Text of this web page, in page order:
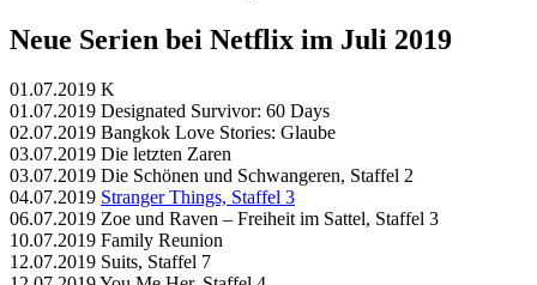
Neue Serien bei Netflix im Juli 2019
01.07.2019 K
01.07.2019 Designated Survivor: 60 Days
02.07.2019 Bangkok Love Stories: Glaube
03.07.2019 Die letzten Zaren
03.07.2019 Die Schönen und Schwangeren, Staffel 2
04.07.2019 Stranger Things, Staffel 3
06.07.2019 Zoe und Raven – Freiheit im Sattel, Staffel 3
10.07.2019 Family Reunion
12.07.2019 Suits, Staffel 7